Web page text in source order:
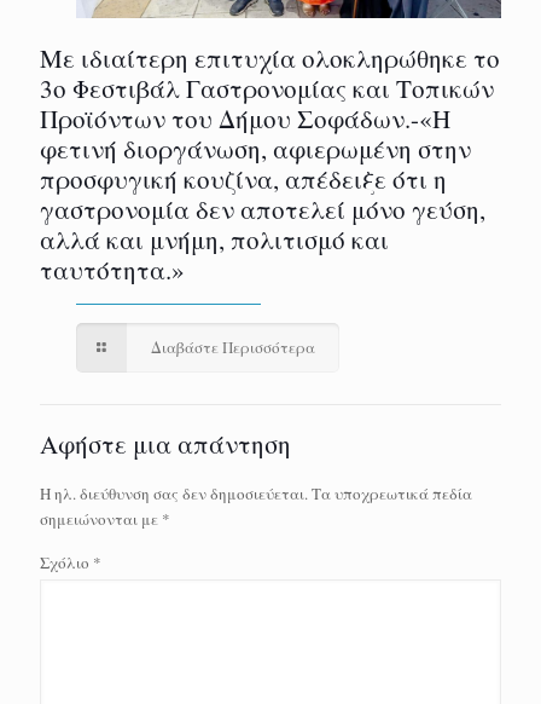
Με ιδιαίτερη επιτυχία ολοκληρώθηκε το
3ο Φεστιβάλ Γαστρονομίας και Τοπικών
Προϊόντων του Δήμου Σοφάδων.-«Η
φετινή διοργάνωση, αφιερωμένη στην
προσφυγική κουζίνα, απέδειξε ότι η
γαστρονομία δεν αποτελεί μόνο γεύση,
αλλά και μνήμη, πολιτισμό και
ταυτότητα.»
Διαβάστε Περισσότερα
Αφήστε μια απάντηση
Η ηλ. διεύθυνση σας δεν δημοσιεύεται.Τα υποχρεωτικά πεδία
σημειώνονται με *
Σχόλιο *